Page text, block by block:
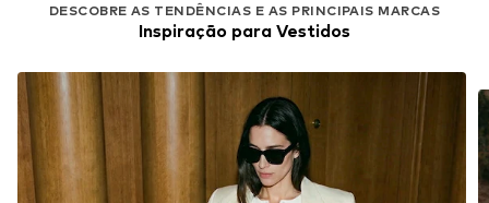
DESCOBRE AS TENDÊNCIAS E AS PRINCIPAIS MARCAS
Inspiração para Vestidos